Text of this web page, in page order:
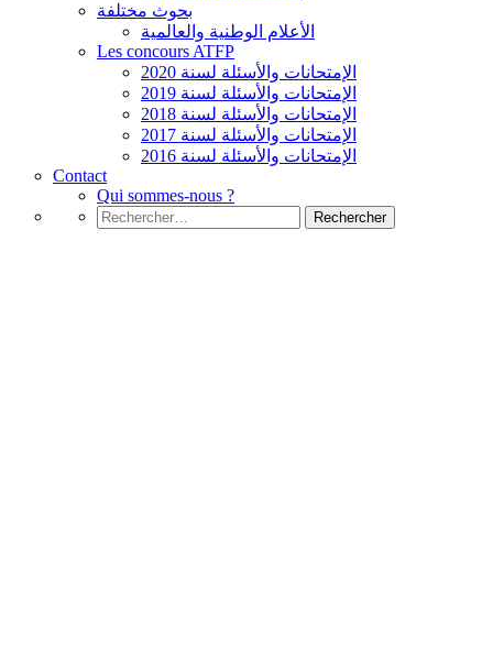
بحوث مختلفة
الأعلام الوطنية والعالمية
Les concours ATFP
الإمتحانات والأسئلة لسنة 2020
الإمتحانات والأسئلة لسنة 2019
الإمتحانات والأسئلة لسنة 2018
الإمتحانات والأسئلة لسنة 2017
الإمتحانات والأسئلة لسنة 2016
Contact
Qui sommes-nous ?
Rechercher :